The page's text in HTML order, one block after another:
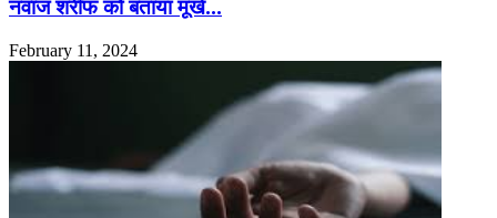
नवाज शरीफ को बताया मूर्ख…
February 11, 2024